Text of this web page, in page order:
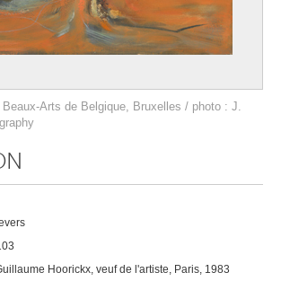
Arts de Belgique, Bruxelles / photo : J.
Hoorickx, veuf de l'artiste, Paris, 1983